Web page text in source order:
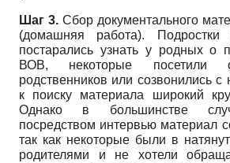
Шаг 3. Сбор документального
(домашняя работа). Подростки
постарались узнать у родных о
ВОВ, некоторые посетили
родственников или созвонились
к поиску материала широкий
Однако в большинстве
посредством интервью материал
так как некоторые были в
родителями и не хотели